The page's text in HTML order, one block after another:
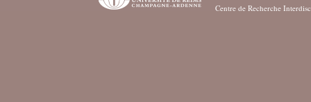
Centre de Recherche